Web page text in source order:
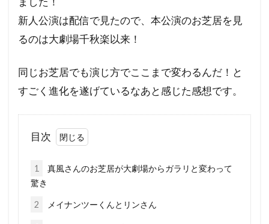
新人公演は配信で見たので、本公演のお芝居を見
るのは大劇場千秋楽以来！
同じお芝居でも演じ方でここまで変わるんだ！と
すごく進化を遂げているなあと感じた感想です。
目次
1
真風さんのお芝居が大劇場からガラリと変わって
驚き
2 メイナンツーくんとリンさん